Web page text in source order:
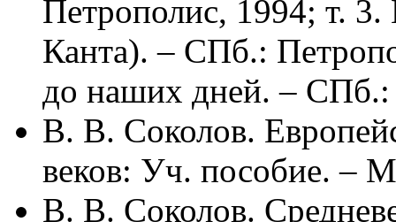
Петрополис, 1994; т.
Канта). – СПб.:
до наших дней. – СПб.:
В. В. Соколов.
веков: Уч. пособие. –
В. В. Соколов.